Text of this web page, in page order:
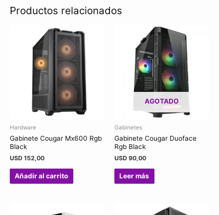
Productos relacionados
Hardware
Gabinete Cougar Mx600 Rgb
Black
USD 152,00
Añadir al carrito
AGOTADO
Gabinetes
Gabinete Cougar Duoface
Rgb Black
USD 90,00
Leer más